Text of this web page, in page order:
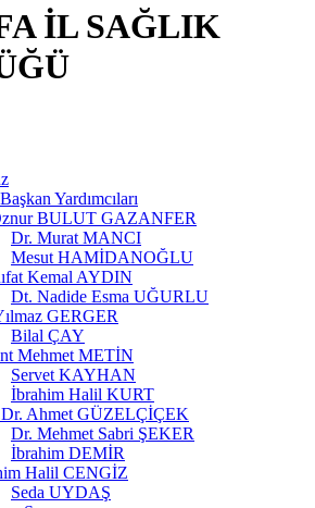
İL SAĞLIK
Yardımcıları
BULUT GAZANFER
Dr. Murat MANCI
Mesut HAMİDANOĞLU
Kemal AYDIN
Dt. Nadide Esma UĞURLU
GERGER
Bilal ÇAY
Mehmet METİN
Servet KAYHAN
İbrahim Halil KURT
Ahmet GÜZELÇİÇEK
Dr. Mehmet Sabri ŞEKER
İbrahim DEMİR
Halil CENGİZ
Seda UYDAŞ